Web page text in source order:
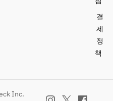
결
제
정
책
Inc.